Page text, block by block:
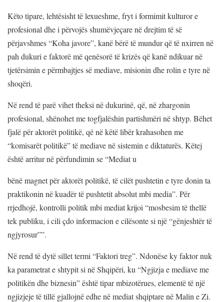
Këto tipare, lehtësisht të lexueshme, fryt i formimit kulturor e
profesional dhe i përvojës shumëvjeçare në drejtim të së
përjavshmes “Koha javore”, kanë bërë të mundur që të nxirren në
pah dukuri e faktorë më qenësorë të krizës që kanë ndikuar në
tjetërsimin e përmbajtjes së mediave, misionin dhe rolin e tyre në
shoqëri.
Në rend të parë vihet theksi në dukurinë, që, në zhargonin
profesional, shënohet me togfjalëshin partishmëri në shtyp. Bëhet
fjalë për aktorët politikë, që në këtë libër krahasohen me
“komisarët politikë” të mediave në sistemin e diktaturës. Këtej
është arritur në përfundimin se “Mediat u
bënë magnet për aktorët politikë, të cilët pushtetin e tyre donin ta
praktikonin në kuadër të pushtetit absolut mbi media”. Për
rrjedhojë, kontrolli politik mbi mediat krijoi “mosbesim të thellë
tek publiku, i cili çdo informacion e cilësonte si një “gënjeshtër të
ngjyrosur””.
Në rend të dytë sillet termi “Faktori treg”. Ndonëse ky faktor nuk
ka parametrat e shtypit si në Shqipëri, ku “Ngjizja e mediave me
politikën dhe biznesin” është tipar mbizotërues, elementë të një
ngjizjeje të tillë gjallojnë edhe në mediat shqiptare në Malin e Zi.